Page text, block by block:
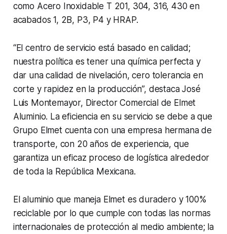
como Acero Inoxidable T 201, 304, 316, 430 en
acabados 1, 2B, P3, P4 y HRAP.
“El centro de servicio está basado en calidad;
nuestra política es tener una química perfecta y
dar una calidad de nivelación, cero tolerancia en
corte y rapidez en la producción”, destaca José
Luis Montemayor, Director Comercial de Elmet
Aluminio. La eficiencia en su servicio se debe a que
Grupo Elmet cuenta con una empresa hermana de
transporte, con 20 años de experiencia, que
garantiza un eficaz proceso de logística alrededor
de toda la República Mexicana.
El aluminio que maneja Elmet es duradero y 100%
reciclable por lo que cumple con todas las normas
internacionales de protección al medio ambiente; la